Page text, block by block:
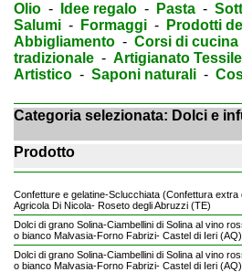
Olio - Idee regalo - Pasta -
Salumi - Formaggi -
Prodotti
Abbigliamento - Corsi di cucina
tradizionale - Artigianato Tessile
Artistico - Saponi naturali -
Categoria selezionata: Dolci e
Prodotto
Confetture e gelatine-Sclucchiata (Confettura extra
Agricola Di Nicola- Roseto degli Abruzzi (TE)
Dolci di grano Solina-Ciambellini di Solina al vino
o bianco Malvasia-Forno Fabrizi- Castel di Ieri (AQ)
Dolci di grano Solina-Ciambellini di Solina al vino
o bianco Malvasia-Forno Fabrizi- Castel di Ieri (AQ)